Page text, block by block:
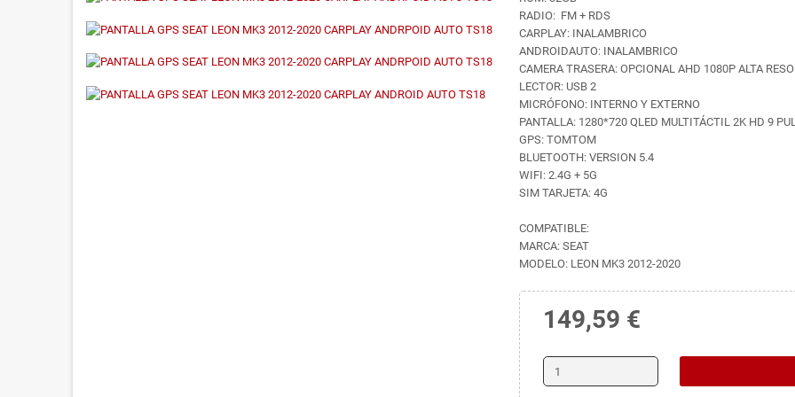
RADIO: FM + RDS
CARPLAY: INALAMBRICO
ANDROIDAUTO: INALAMBRICO
CAMERA TRASERA: OPCIONAL AHD 1080P ALTA
LECTOR: USB 2
MICRÓFONO: INTERNO Y EXTERNO
PANTALLA: 1280*720 QLED MULTITÁCTIL 2K HD 9
GPS: TOMTOM
BLUETOOTH: VERSION 5.4
WIFI: 2.4G + 5G
SIM TARJETA: 4G
COMPATIBLE:
MARCA: SEAT
MODELO: LEON MK3 2012-2020
149,59 €